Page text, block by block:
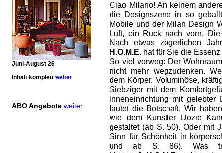
Juni-August 26
Inhalt komplett weiter
ABO Angebote weiter
Ciao Milano! An keinem
die Designszene in so
Mobile und der Milan Design
Luft, ein Ruck nach vorn.
Nach etwas zögerlichen
H.O.M.E. hat für Sie die
So viel vorweg: Der
nicht mehr wegzudenken.
dem Körper. Voluminöse,
Siebziger mit dem
Inneneinrichtung mit gelebter
lautet die Botschaft. Wir
wie dem Künstler Dozie
gestaltet (ab S. 50). Oder mit
Sinn für Schönheit in
und ab S. 86). Was